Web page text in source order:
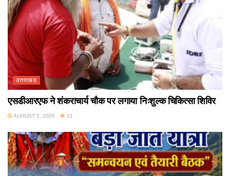
उत्तराखंड
एसडीआरएफ ने शंकराचार्य चौक पर लगाया निःशुल्क चिकित्सा शिविर
AUGUST 5, 2026 11